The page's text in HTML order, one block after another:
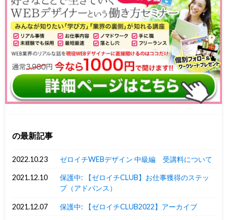
の最新記事
2022.10.23 ゼロイチWEBデザイン 中級編 受講料について
2021.12.10
保護中: 【ゼロイチCLUB】お仕事獲得のステッ
プ（アドバンス）
2021.12.07 保護中: 【ゼロイチCLUB2022】アーカイブ